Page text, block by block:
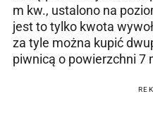
m kw., ustalono na
jest to tylko kwota
za tyle można kupić
piwnicą o powierzchni 7